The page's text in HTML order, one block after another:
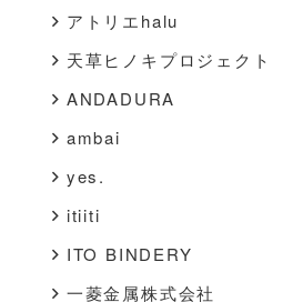
アトリエhalu
天草ヒノキプロジェクト
ANDADURA
ambai
yes.
itiiti
ITO BINDERY
一菱金属株式会社